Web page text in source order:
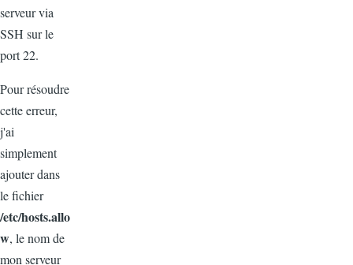
serveur via
SSH sur le
port 22.
Pour résoudre
cette erreur,
j'ai
simplement
ajouter dans
le fichier
/etc/hosts.allo
w, le nom de
mon serveur